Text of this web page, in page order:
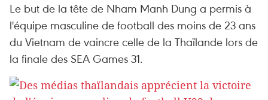
Le but de la tête de Nham Manh Dung a permis à
l'équipe masculine de football des moins de 23 ans
du Vietnam de vaincre celle de la Thaïlande lors de
la finale des SEA Games 31.